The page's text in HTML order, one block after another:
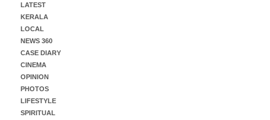
LATEST
KERALA
LOCAL
NEWS 360
CASE DIARY
CINEMA
OPINION
PHOTOS
LIFESTYLE
SPIRITUAL